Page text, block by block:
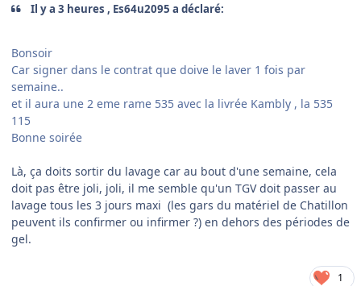
Il y a 3 heures , Es64u2095 a déclaré:
Bonsoir
Car signer dans le contrat que doive le laver 1 fois par
semaine..
et il aura une 2 eme rame 535 avec la livrée Kambly , la 535
115
Bonne soirée
Là, ça doits sortir du lavage car au bout d'une semaine, cela
doit pas être joli, joli, il me semble qu'un TGV doit passer au
lavage tous les 3 jours maxi (les gars du matériel de Chatillon
peuvent ils confirmer ou infirmer ?) en dehors des périodes de
gel.
1